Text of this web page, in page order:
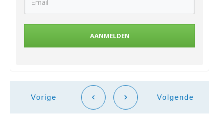
AANMELDEN
Vorige Volgende